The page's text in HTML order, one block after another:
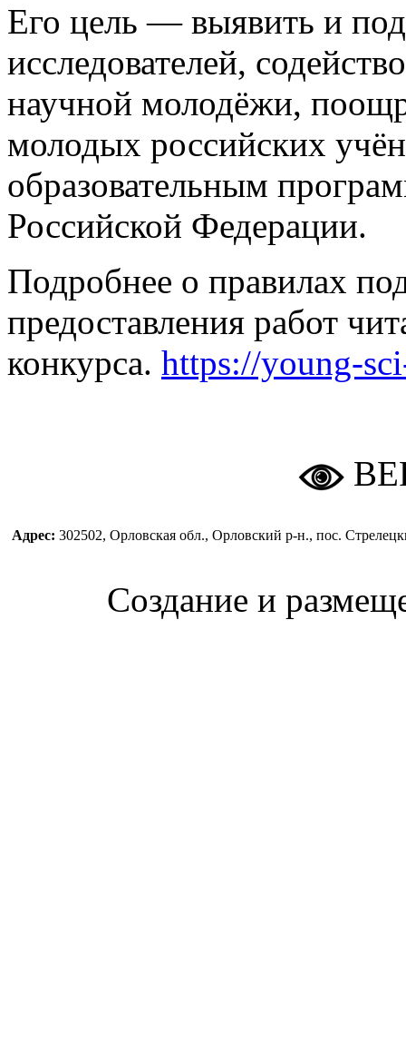
Его цель — выявить и
исследователей,
научной молодёжи,
молодых российских
образовательным
Российской Федерации.
Подробнее о правилах
предоставления работ
конкурса. https://young-
Адрес: 302502, Орловская обл., Орловский р-н., пос.
Создание и